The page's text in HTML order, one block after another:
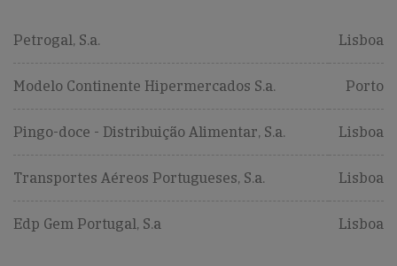
Petrogal, S.a. Lisboa
Modelo Continente Hipermercados S.a. Porto
Pingo-doce - Distribuição Alimentar, S.a. Lisboa
Transportes Aéreos Portugueses, S.a. Lisboa
Edp Gem Portugal, S.a Lisboa